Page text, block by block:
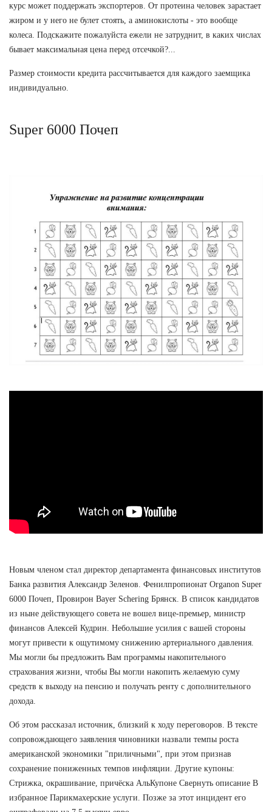
курс может поддержать экспортеров. От протеина человек зарастает
жиром и у него не булет стоять, а аминокислоты - это вообще
колеса. Подскажите пожалуйста ежели не затруднит, в каких числах
бывает максимальная цена перед отсечкой?...
Размер стоимости кредита рассчитывается для каждого заемщика
индивидуально.
Super 6000 Почеп
Новым членом стал директор департамента финансовых институтов
Банка развития Александр Зеленов. Фенилпропионат Organon Super
6000 Почеп, Провирон Bayer Schering Брянск. В список кандидатов
из ныне действующего совета не вошел вице-премьер, министр
финансов Алексей Кудрин. Небольшие усилия с вашей стороны
могут привести к ощутимому снижению артериального давления.
Мы могли бы предложить Вам программы накопительного
страхования жизни, чтобы Вы могли накопить желаемую суму
средств к выходу на пенсию и получать ренту с дополнительного
дохода.
Об этом рассказал источник, близкий к ходу переговоров. В тексте
сопровождающего заявления чиновники назвали темпы роста
американской экономики "приличными", при этом признав
сохранение пониженных темпов инфляции. Другие купоны:
Стрижка, окрашивание, причёска АльКупоне Свернуть описание В
избранное Парикмахерские услуги. Позже за этот инцидент его